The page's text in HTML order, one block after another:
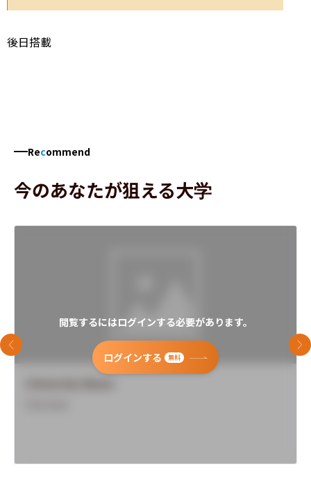
後日搭載
Recommend
今のあなたが狙える大学
閲覧するにはログインする必要があります。
ログインする 無料
前のスライド 次